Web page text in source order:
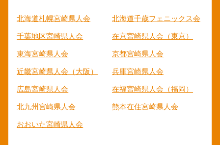
北海道札幌宮崎県人会
北海道千歳フェニックス会
千葉地区宮崎県人会
在京宮崎県人会（東京）
東海宮崎県人会
京都宮崎県人会
近畿宮崎県人会（大阪）
兵庫宮崎県人会
広島宮崎県人会
在福宮崎県人会（福岡）
北九州宮崎県人会
熊本在住宮崎県人会
おおいた宮崎県人会